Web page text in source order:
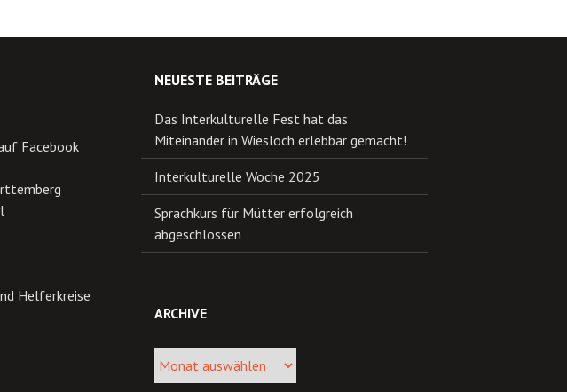
Facebook
Helferkreise
NEUESTE BEITRÄGE
Das Interkulturelle Fest hat das
Miteinander in Wiesloch erlebbar gemacht!
Interkulturelle Woche 2025
Sprachkurs für Mütter erfolgreich
abgeschlossen
ARCHIVE
Archive